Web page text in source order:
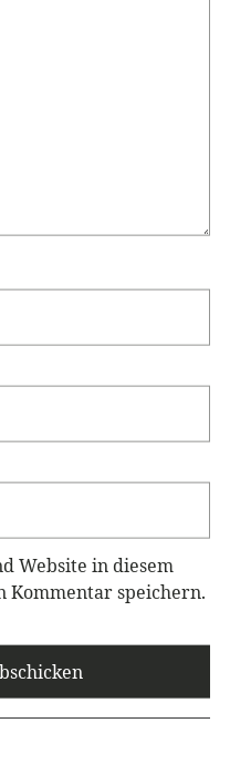
Website in diesem
Kommentar speichern.